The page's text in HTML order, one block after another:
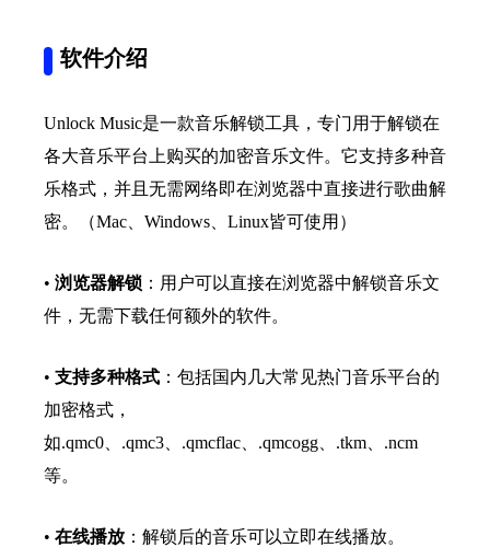
软件介绍
Unlock Music是一款音乐解锁工具，专门用于解锁在
各大音乐平台上购买的加密音乐文件。它支持多种音
乐格式，并且无需网络即在浏览器中直接进行歌曲解
密。（Mac、Windows、Linux皆可使用）
• 浏览器解锁 ：用户可以直接在浏览器中解锁音乐文
件，无需下载任何额外的软件。
• 支持多种格式 ：包括国内几大常见热门音乐平台的
加密格式，
如.qmc0、.qmc3、.qmcflac、.qmcogg、.tkm、.ncm
等。
• 在线播放 ：解锁后的音乐可以立即在线播放。